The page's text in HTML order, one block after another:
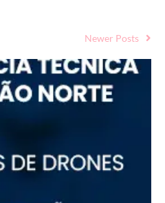
Newer Posts